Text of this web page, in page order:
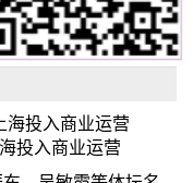
投入商业运营